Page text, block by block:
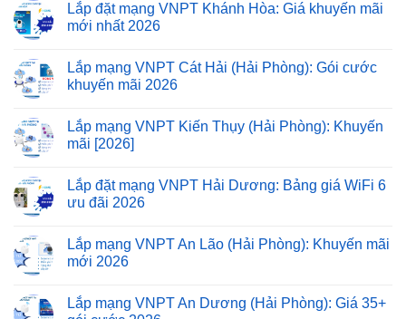
Lắp đặt mạng VNPT Khánh Hòa: Giá khuyến mãi
mới nhất 2026
Lắp mạng VNPT Cát Hải (Hải Phòng): Gói cước
khuyến mãi 2026
Lắp mạng VNPT Kiến Thụy (Hải Phòng): Khuyến
mãi [2026]
Lắp đặt mạng VNPT Hải Dương: Bảng giá WiFi 6
ưu đãi 2026
Lắp mạng VNPT An Lão (Hải Phòng): Khuyến mãi
mới 2026
Lắp mạng VNPT An Dương (Hải Phòng): Giá 35+